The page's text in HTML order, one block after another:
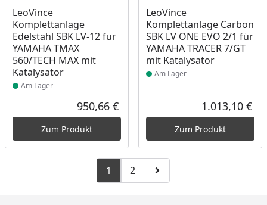
LeoVince
Komplettanlage
Edelstahl SBK LV-12 für
YAMAHA TMAX
560/TECH MAX mit
Katalysator
Produkt am Lager
Am Lager
Aktueller Preis
950,66 €
Zum Produkt
LeoVince
Komplettanlage Carbon
SBK LV ONE EVO 2/1 für
YAMAHA TRACER 7/GT
mit Katalysator
Produkt am Lager
Am Lager
1.013,10 €
Zum Produkt
1 Zu Seite 2
2 Zur nächsten Seite